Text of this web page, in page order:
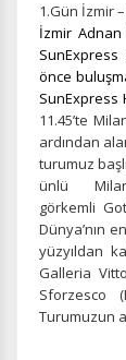
1.Gün İzmir
İzmir Adnan
önce
SunExpress
11.45’te
ardından
turumuz
ünlü
görkemli
Dünya’nın
yüzyıldan
Galleria
Sforzesco
Turumuzun